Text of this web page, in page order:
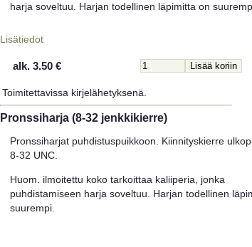
harja soveltuu. Harjan todellinen läpimitta on
Lisätiedot
alk. 3.50 €
Toimitettavissa kirjelähetyksenä.
Pronssiharja (8-32 jenkkikierre)
Pronssiharjat puhdistuspuikkoon. Kiinnityskierre
8-32 UNC.
Huom. ilmoitettu koko tarkoittaa kaliiperia, jonka
puhdistamiseen harja soveltuu. Harjan todellinen
suurempi.